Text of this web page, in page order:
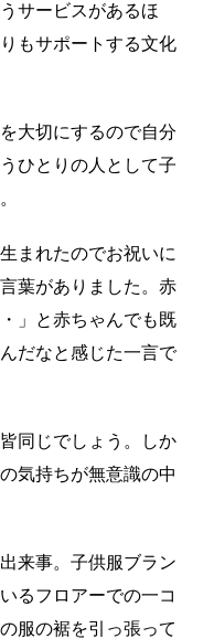
サービスがあるほ
もサポートする文化
大切にするので自分
ひとりの人として子
まれたのでお祝いに
葉がありました。赤
」と赤ちゃんでも既
だなと感じた一言で
同じでしょう。しか
気持ちが無意識の中
来事。子供服ブラン
るフロアーでの一コ
服の裾を引っ張って